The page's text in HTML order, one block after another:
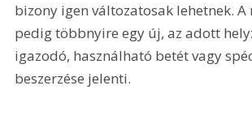
bizony igen változatosak lehetnek.
pedig többnyire egy új, az adott
igazodó, használható betét vagy
beszerzése jelenti.